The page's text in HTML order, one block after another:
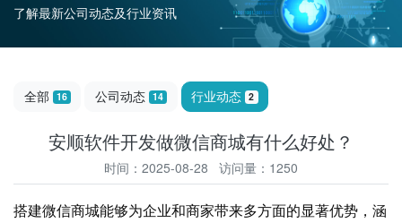
了解最新公司动态及行业资讯
全部 16 公司动态 14 行业动态 2
安顺软件开发做微信商城有什么好处？
时间：2025-08-28 访问量：1250
搭建微信商城能够为企业和商家带来多方面的显著优势，涵